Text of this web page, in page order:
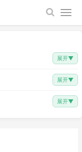
展开▼
展开▼
展开▼